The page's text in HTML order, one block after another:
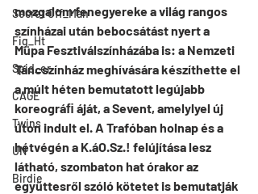
Secret Off_Man
Fig_Ht
Spid_er
CAGE
Twins
UN
Birdie
mozgalom fenegyereke a világ rangos
színházai után bebocsátást nyert a
Müpa Fesztiválszínházába is: a Nemzeti
Táncszínház meghívására készíthette el
a múlt héten bemutatott legújabb
koreográﬁ áját, a Sevent, amelylyel új
úton indult el. A Trafóban holnap és a
hétvégén a K.áO.Sz.! felújítása lesz
látható, szombaton hat órakor az
együttesről szóló kötetet is bemutatják